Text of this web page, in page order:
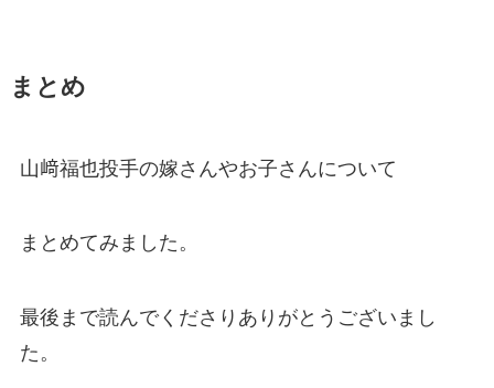
まとめ
山﨑福也投手の嫁さんやお子さんについて
まとめてみました。
最後まで読んでくださりありがとうございまし
た。